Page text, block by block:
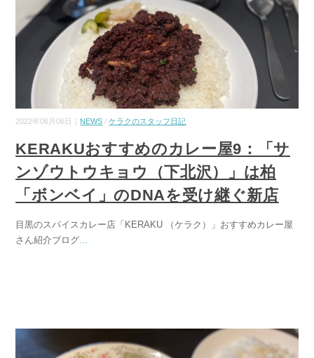
2022年06月06日｜ NEWS /ケラクのスタッフ日記
KERAKUおすすめのカレー屋9：「サ
ンゾウトウキョウ（下北沢）」は柏
「ボンベイ」のDNAを受け継ぐ新店
目黒のスパイスカレー店「KERAKU （ケラク）」おすすめカレー屋
さん紹介ブログ...